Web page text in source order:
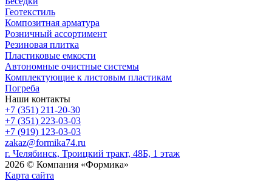
Геотекстиль
Композитная арматура
Розничный ассортимент
Резиновая плитка
Пластиковые емкости
Автономные очистные системы
Комплектующие к листовым пластикам
Погреба
Наши контакты
+7 (351) 211-20-30
+7 (351) 223-03-03
+7 (919) 123-03-03
zakaz@formika74.ru
г. Челябинск, Троицкий тракт, 48Б, 1 этаж
2026 © Компания «Формика»
Карта сайта